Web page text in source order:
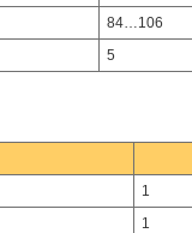
84…106
5
1
1